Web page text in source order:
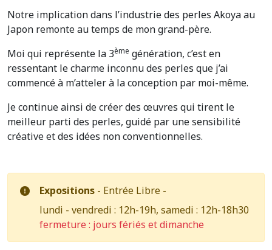
Notre implication dans l’industrie des perles Akoya au
Japon remonte au temps de mon grand-père.
Moi qui représente la 3ème génération, c’est en
ressentant le charme inconnu des perles que j’ai
commencé à m’atteler à la conception par moi-même.
Je continue ainsi de créer des œuvres qui tirent le
meilleur parti des perles, guidé par une sensibilité
créative et des idées non conventionnelles.
Expositions - Entrée Libre -
lundi - vendredi : 12h-19h, samedi : 12h-18h30
fermeture : jours fériés et dimanche